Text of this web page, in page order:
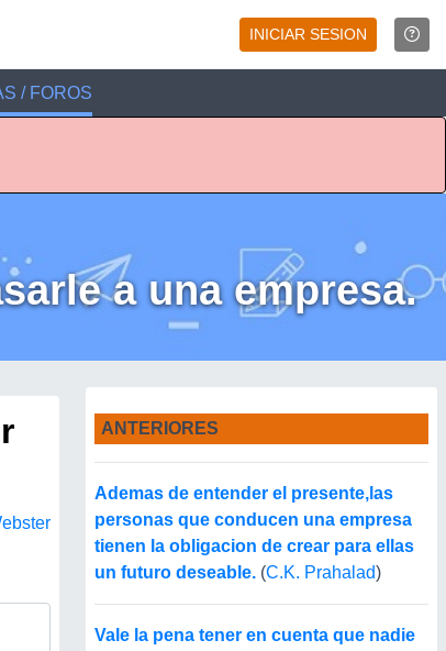
INICIAR SESION
/ FOROS
a una empresa.
ANTERIORES
Ademas de entender el presente,las
personas que conducen una empresa
tienen la obligacion de crear para ellas
un futuro deseable. (C.K. Prahalad)
Vale la pena tener en cuenta que nadie